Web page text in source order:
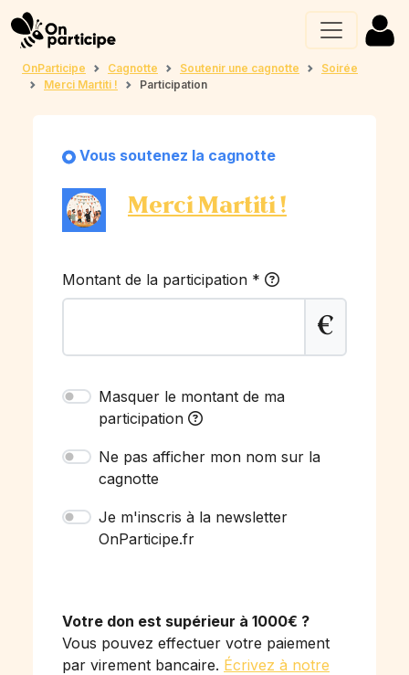
OnParticipe Cagnotte Soutenir une cagnotte
Soirée
Merci Martiti !
Participation
Vous soutenez la cagnotte
Merci Martiti !
Montant de la participation *
€
Masquer le montant de ma
participation
Ne pas afficher mon nom sur la
cagnotte
Je m'inscris à la newsletter
OnParticipe.fr
Votre don est supérieur à 1000€ ?
Vous pouvez effectuer votre paiement
par virement bancaire. Écrivez à notre